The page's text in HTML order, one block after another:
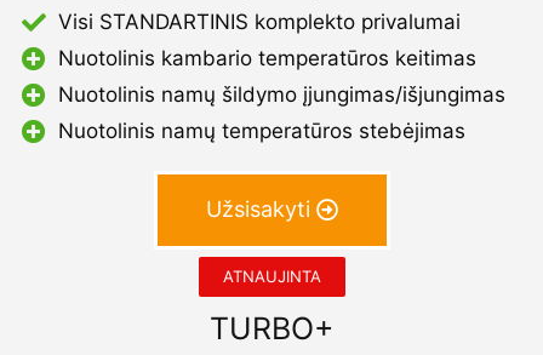
Visi STANDARTINIS komplekto privalumai
Nuotolinis kambario temperatūros keitimas
Nuotolinis namų šildymo įjungimas/išjungimas
Nuotolinis namų temperatūros stebėjimas
Užsisakyti
ATNAUJINTA
TURBO+